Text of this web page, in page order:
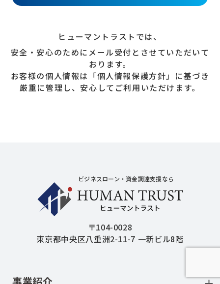
ヒューマントラストでは、
安全・安心のためにメール受付とさせていただいて
おります。
お客様の個人情報は「個人情報保護方針」に基づき
厳重に管理し、安心してご利用いただけます。
ビジネスローン・資金調達支援なら
〒104-0028
東京都中央区八重洲2-11-7 一新ビル8階